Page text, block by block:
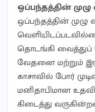
ஒப்பந்தத்தின் முழு
ஒப்பந்தத்தின்
தொடங்கி வைத்துப்
வேதனை மற்றும்
காசாவில் போர்
மனிதாபிமான
கிடைத்து